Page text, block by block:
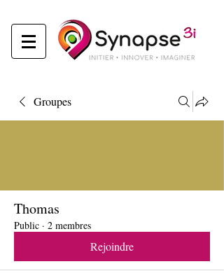
Groupes
Thomas
Public · 2 membres
Rejoindre